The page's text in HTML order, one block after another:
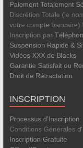
Paiement Totalement
Discrétion Totale (le
votre compte bancaire) !
Inscription par
Suspension Rapide &
Vidéos XXX de Blacks
Garantie Satisfait ou
Droit de Rétractation
INSCRIPTION
Processus d'Inscription
Conditions Générales
Inscription Gratuite